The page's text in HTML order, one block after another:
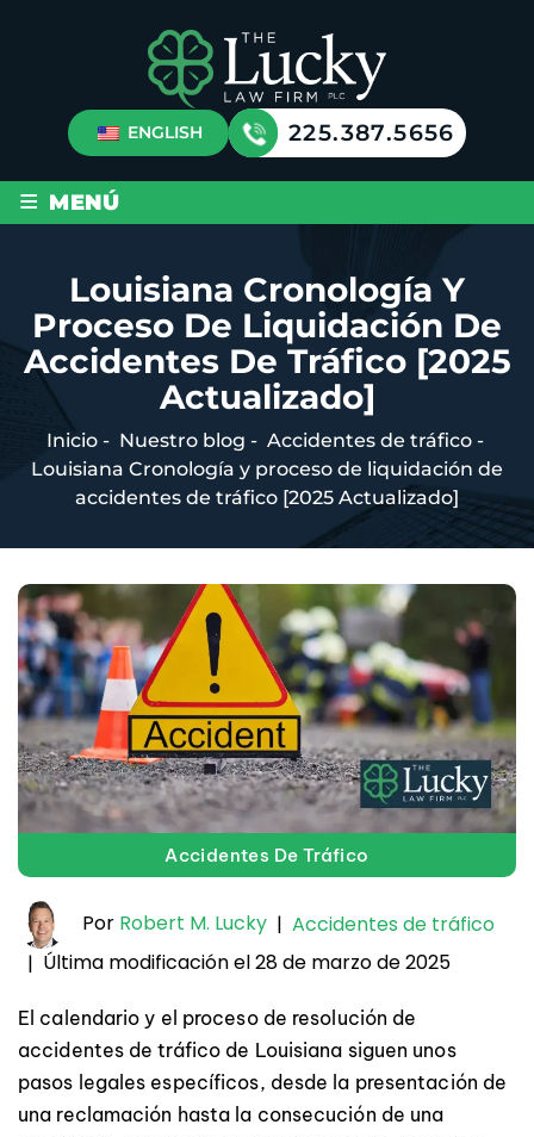
ENGLISH 225.387.5656
≡ MENÚ
Louisiana Cronología Y
Proceso De Liquidación De
Accidentes De Tráfico [2025
Actualizado]
Inicio- Nuestro blog - Accidentes de tráfico-
Louisiana Cronología y proceso de liquidación de
accidentes de tráfico [2025 Actualizado]
Accidentes De Tráfico
Por Robert M. Lucky | Accidentes de tráfico
| Última modificación el 28 de marzo de 2025
El calendario y el proceso de resolución de
accidentes de tráfico de Louisiana siguen unos
pasos legales específicos, desde la presentación de
una reclamación hasta la consecución de una